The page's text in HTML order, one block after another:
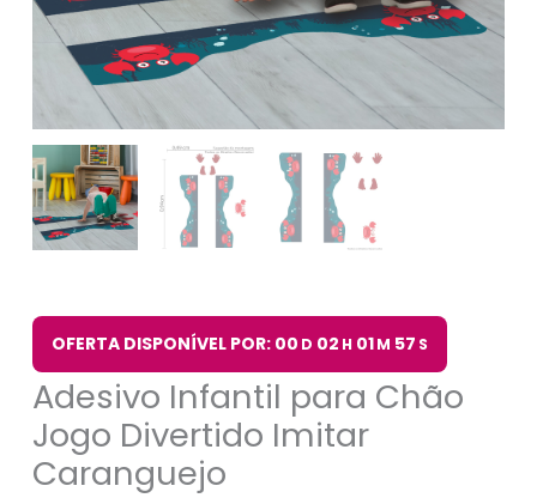
OFERTA DISPONÍVEL POR: 00 D 02 H 01M 56 S
Adesivo Infantil para Chão
Jogo Divertido Imitar
Caranguejo